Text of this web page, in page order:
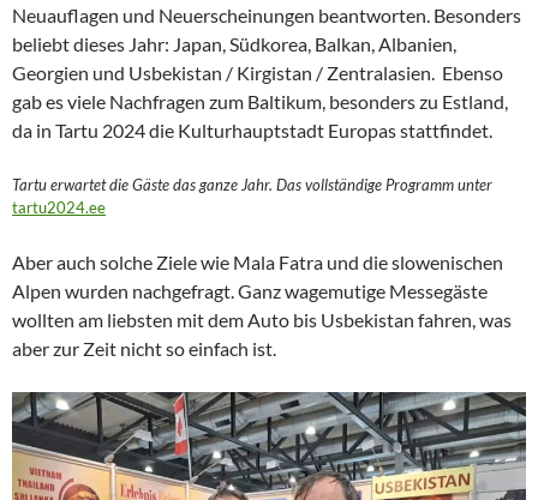
Neuauflagen und Neuerscheinungen beantworten. Besonders
beliebt dieses Jahr: Japan, Südkorea, Balkan, Albanien,
Georgien und Usbekistan / Kirgistan / Zentralasien. Ebenso
gab es viele Nachfragen zum Baltikum, besonders zu Estland,
da in Tartu 2024 die Kulturhauptstadt Europas stattfindet.
Tartu erwartet die Gäste das ganze Jahr. Das vollständige Programm unter
tartu2024.ee
Aber auch solche Ziele wie Mala Fatra und die slowenischen
Alpen wurden nachgefragt. Ganz wagemutige Messegäste
wollten am liebsten mit dem Auto bis Usbekistan fahren, was
aber zur Zeit nicht so einfach ist.